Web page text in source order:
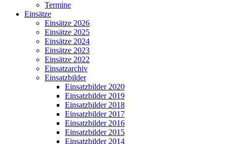
Termine
Einsätze
Einsätze 2026
Einsätze 2025
Einsätze 2024
Einsätze 2023
Einsätze 2022
Einsatzarchiv
Einsatzbilder
Einsatzbilder 2020
Einsatzbilder 2019
Einsatzbilder 2018
Einsatzbilder 2017
Einsatzbilder 2016
Einsatzbilder 2015
Einsatzbilder 2014